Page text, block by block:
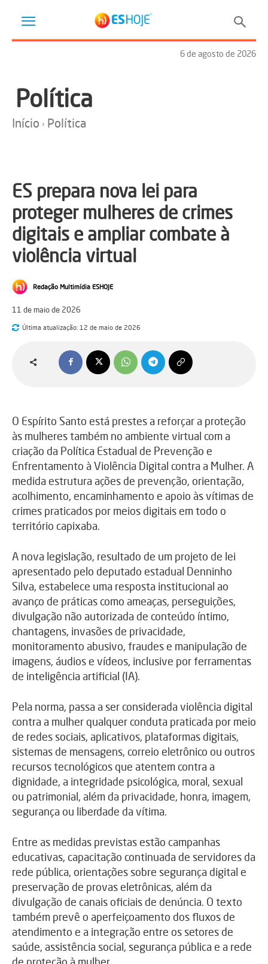
6 de agosto de 2026
Política
Início Política
ES prepara nova lei para
proteger mulheres de crimes
digitais e ampliar combate à
violência virtual
Redação Multimídia ESHOJE
11 de maio de 2026
Última atualização: 12 de maio de 2026
O Espírito Santo está prestes a reforçar a proteção
às mulheres também no ambiente virtual com a
criação da Política Estadual de Prevenção e
Enfrentamento à Violência Digital contra a Mulher. A
medida estrutura ações de prevenção, orientação,
acolhimento, encaminhamento e apoio às vítimas de
crimes praticados por meios digitais em todo o
território capixaba.
A nova legislação, resultado de um projeto de lei
apresentado pelo deputado estadual Denninho
Silva, estabelece uma resposta institucional ao
avanço de práticas como ameaças, perseguições,
divulgação não autorizada de conteúdo íntimo,
chantagens, invasões de privacidade,
monitoramento abusivo, fraudes e manipulação de
imagens, áudios e vídeos, inclusive por ferramentas
de inteligência artificial (IA).
Pela norma, passa a ser considerada violência digital
contra a mulher qualquer conduta praticada por meio
de redes sociais, aplicativos, plataformas digitais,
sistemas de mensagens, correio eletrônico ou outros
recursos tecnológicos que atentem contra a
dignidade, a integridade psicológica, moral, sexual
ou patrimonial, além da privacidade, honra, imagem,
segurança ou liberdade da vítima.
Entre as medidas previstas estão campanhas
educativas, capacitação continuada de servidores da
rede pública, orientações sobre segurança digital e
preservação de provas eletrônicas, além da
divulgação de canais oficiais de denúncia. O texto
também prevê o aperfeiçoamento dos fluxos de
atendimento e a integração entre os setores de
saúde, assistência social, segurança pública e a rede